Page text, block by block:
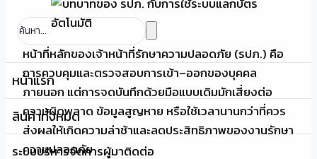
หน้าแรก
สินค้าทั้งหมด
ระบบบริหารจัดการผู้มาติดต่อ
หน้าที่หลักของเจ้าหน้าที่รักษาความปลอดภัย (รปภ.) คือ
การควบคุมและตรวจสอบการเข้า–ออกของบุคคล
ภายนอก แต่การจดบันทึกด้วยมือแบบเดิมมักเสี่ยงต่อ
ความผิดพลาด ข้อมูลสูญหาย หรือใช้เวลานานกว่าที่ควร
ส่งผลให้เกิดความล่าช้าและลดประสิทธิภาพของงานรักษา
ความปลอดภัย